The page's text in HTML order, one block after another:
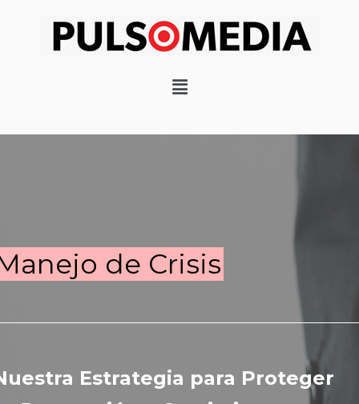
de Crisis
Estrategia para Proteger